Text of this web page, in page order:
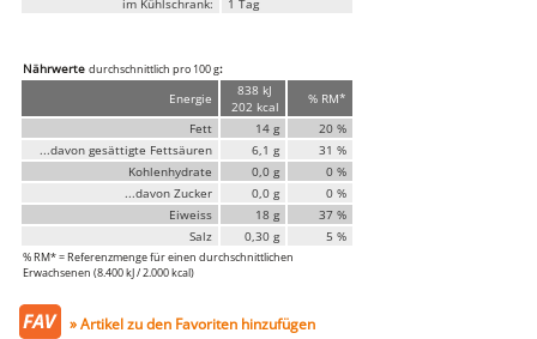
Huhn
Pute
Faschiertes
DELUXE SCHWEIN
Nemetz-Menü
Wurstwaren
Putenwurst
im Kühlschrank:
1 Tag
Nährwerte durchschnittlich pro 100 g:
Energie
838 kJ
202 kcal
% RM*
Fett
14 g
20 %
...davon gesättigte Fettsäuren
6,1 g
31 %
Kohlenhydrate
0,0 g
0 %
...davon Zucker
0,0 g
0 %
Eiweiss
18 g
37 %
Salz
0,30 g 5 %
% RM* = Referenzmenge für einen durchschnittlichen
Erwachsenen (8.400 kJ / 2.000 kcal)
» Artikel zu den Favoriten hinzufügen